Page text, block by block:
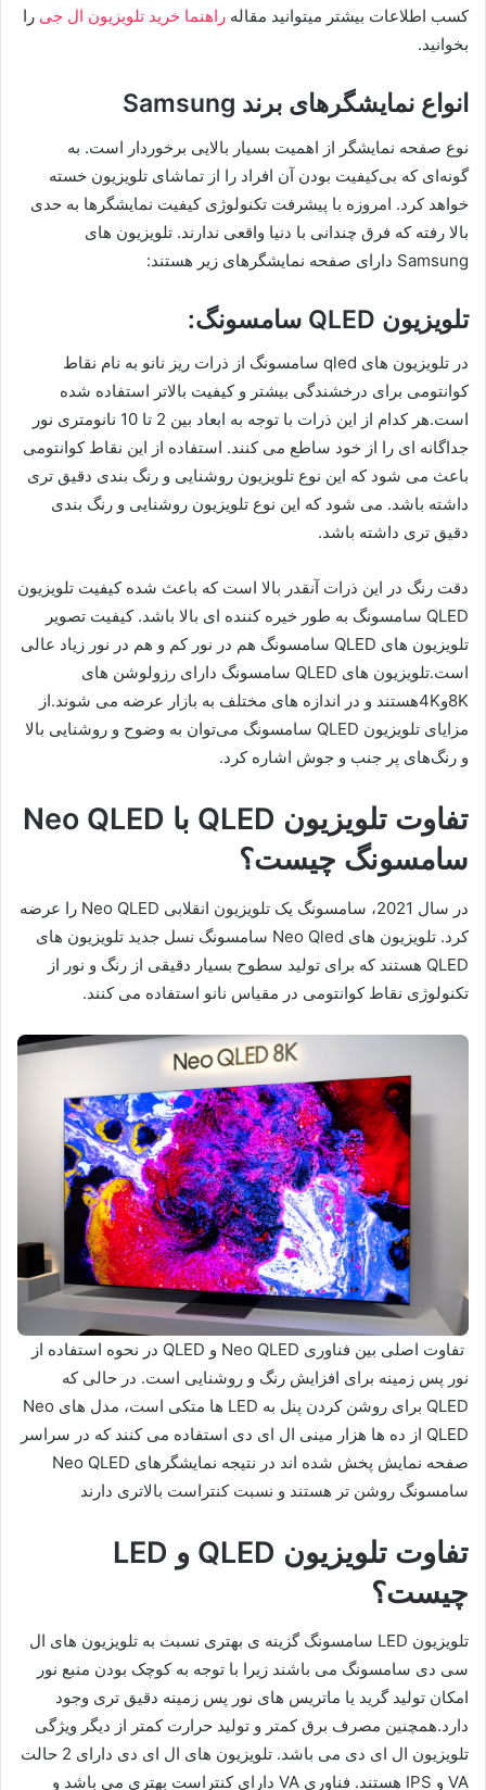
کسب اطلاعات بیشتر میتوانید مقاله راهنما خرید تلویزیون ال جی را
بخوانید.
انواع نمایشگرهای برند Samsung
نوع صفحه نمایشگر از اهمیت بسیار بالایی برخوردار است. به
گونه‌ای که بی‌کیفیت بودن آن افراد را از تماشای تلویزیون خسته
خواهد کرد. امروزه با پیشرفت تکنولوژی کیفیت نمایشگرها به حدی
بالا رفته که فرق چندانی با دنیا واقعی ندارند. تلویزیون های
Samsung دارای صفحه نمایشگرهای زیر هستند:
تلویزیون QLED سامسونگ:
در تلویزیون های qled سامسونگ از ذرات ریز نانو به نام نقاط
کوانتومی برای درخشندگی بیشتر و کیفیت بالاتر استفاده شده
است.هر کدام از این ذرات با توجه به ابعاد بین 2 تا 10 نانومتری نور
جداگانه ای را از خود ساطع می کنند. استفاده از این نقاط کوانتومی
باعث می شود که این نوع تلویزیون روشنایی و رنگ بندی دقیق تری
داشته باشد. می شود که این نوع تلویزیون روشنایی و رنگ بندی
دقیق تری داشته باشد.
دقت رنگ در این ذرات آنقدر بالا است که باعث شده کیفیت تلویزیون
QLED سامسونگ به طور خیره کننده ای بالا باشد. کیفیت تصویر
تلویزیون های QLED سامسونگ هم در نور کم و هم در نور زیاد عالی
است.تلویزیون های QLED سامسونگ دارای رزولوشن های
8Kو4Kهستند و در اندازه های مختلف به بازار عرضه می شوند.از
مزایای تلویزیون QLED سامسونگ می‌توان به وضوح و روشنایی بالا
و رنگ‌های پر جنب و جوش اشاره کرد.
تفاوت تلویزیون QLED با Neo QLED
سامسونگ چیست؟
در سال 2021، سامسونگ یک تلویزیون انقلابی Neo QLED را عرضه
کرد. تلویزیون های Neo Qled سامسونگ نسل جدید تلویزیون های
QLED هستند که برای تولید سطوح بسیار دقیقی از رنگ و نور از
تکنولوژی نقاط کوانتومی در مقیاس نانو استفاده می کنند.
تفاوت اصلی بین فناوری Neo QLED و QLED در نحوه استفاده از
نور پس زمینه برای افزایش رنگ و روشنایی است. در حالی که
QLED برای روشن کردن پنل به LED ها متکی است، مدل های Neo
QLED از ده ها هزار مینی ال ای دی استفاده می کنند که در سراسر
صفحه نمایش پخش شده اند در نتیجه نمایشگرهای Neo QLED
سامسونگ روشن تر هستند و نسبت کنتراست بالاتری دارند
تفاوت تلویزیون QLED و LED
چیست؟
تلویزیون LED سامسونگ گزینه ی بهتری نسبت به تلویزیون های ال
سی دی سامسونگ می باشند زیرا با توجه به کوچک بودن منبع نور
امکان تولید گرید یا ماتریس های نور پس زمینه دقیق تری وجود
دارد.همچنین مصرف برق کمتر و تولید حرارت کمتر از دیگر ویژگی
تلویزیون ال ای دی می باشد. تلویزیون های ال ای دی دارای 2 حالت
VA و IPS هستند. فناوری VA دارای کنتراست بهتری می باشد و